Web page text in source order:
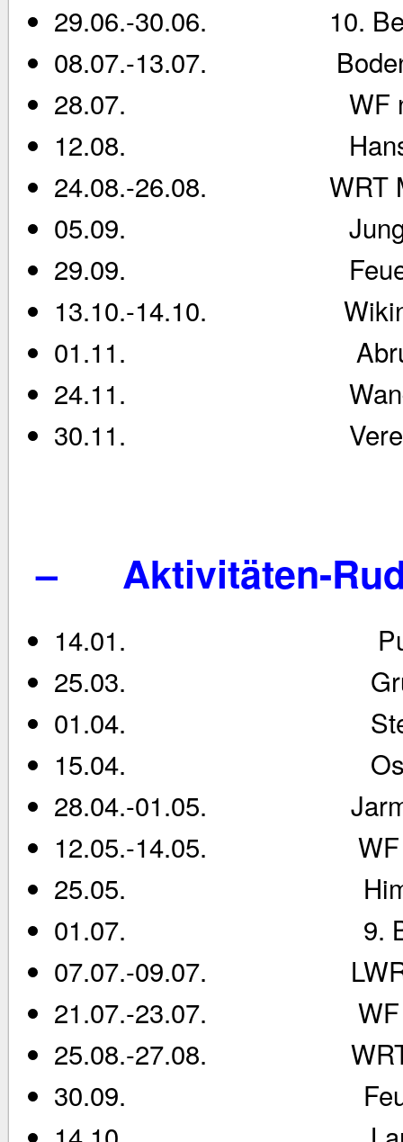
29.06.-30.06. 10.
08.07.-13.07.
28.07. WF nach
12.08. Hanse-
24.08.-26.08. WRT
05.09.
29.09.
13.10.-14.10.
01.11. Abrudern
24.11.
30.11. Vereinsfest
– Aktivitäten-
14.01.
25.03.
01.04.
15.04.
28.04.-01.05.
12.05.-14.05. WF
25.05.
01.07. 9. Bergener
07.07.-09.07. LWRT
21.07.-23.07. WF
25.08.-27.08. WRT
30.09.